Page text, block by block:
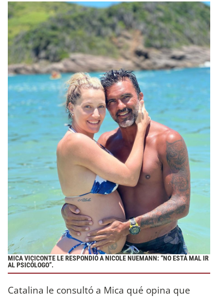
MICA VICICONTE LE RESPONDIÓ A NICOLE NUEMANN: “NO ESTÁ MAL IR
AL PSICÓLOGO”.
Catalina le consultó a Mica qué opina que